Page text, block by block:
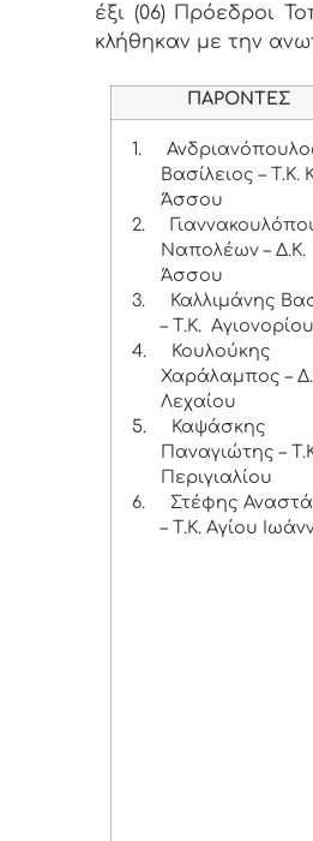
έξι (06) Πρόεδροι
κλήθηκαν με την
ΠΑΡΟΝΤΕΣ
1.
Βασίλειος – Τ.Κ.
Άσσου
2.
Ναπολέων – Δ.Κ.
Άσσου
3.
Καλλιμάνης
– Τ.Κ. Αγιονορίου
4.
Κουλούκης
Χαράλαμπος –
Λεχαίου
5.
Καψάσκης
Παναγιώτης –
Περιγιαλίου
6.
Στέφης
– Τ.Κ. Αγίου